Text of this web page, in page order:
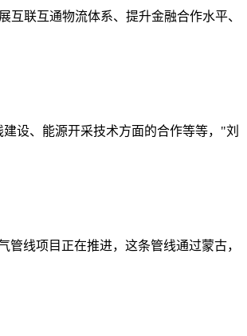
联互通物流体系、提升金融合作水平、
设、能源开采技术方面的合作等等，"刘
线项目正在推进，这条管线通过蒙古，